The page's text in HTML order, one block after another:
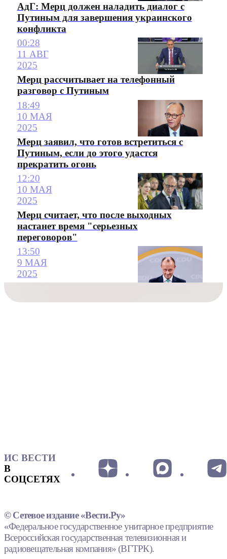
АдГ: Мерц должен наладить диалог с
Путиным для завершения украинского
конфликта
00:28
11 АВГ
2025
Мерц рассчитывает на телефонный
разговор с Путиным
18:49
10 МАЯ
2025
Мерц заявил, что готов встретиться с
Путиным, если до этого удастся
прекратить огонь
12:20
10 МАЯ
2025
Мерц считает, что после выходных
настанет время "серьезных
переговоров"
13:50
9 МАЯ
2025
ИС ВЕСТИ
В
СОЦСЕТЯХ
© Сетевое издание «Вести.Ру»
«Федеральное государственное унитарное предприятие
Всероссийская государственная телевизионная и
радиовещательная компания» (ВГТРК).